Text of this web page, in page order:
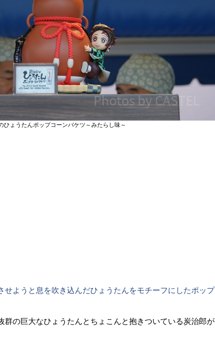
ひょうたんポップコーンバケツ～みたらし味～
せようと息を吹き込んだひょうたんをモチーフにしたポップ
群の巨大なひょうたんとちょこんと抱きついている炭治郎が